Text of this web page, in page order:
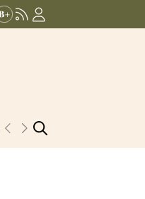
UPCOMINDEX:
PODCAST